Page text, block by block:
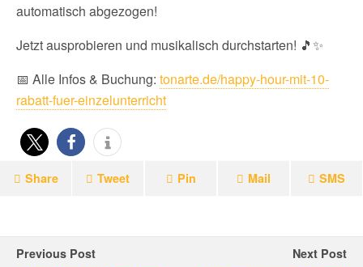
automatisch abgezogen!
Jetzt ausprobieren und musikalisch durchstarten! 🎵✨
📅 Alle Infos & Buchung: tonarte.de/happy-hour-mit-10-
rabatt-fuer-einzelunterricht
Share Tweet Pin Mail SMS
Previous Post Next Post